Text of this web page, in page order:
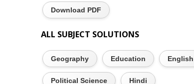
Download PDF
ALL SUBJECT SOLUTIONS
Geography Education English
Political Science Hindi